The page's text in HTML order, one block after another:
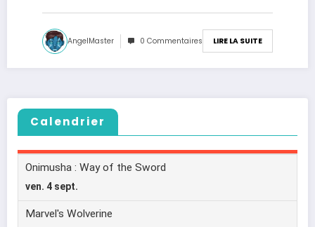
AngelMaster 0 Commentaires LIRE LA SUITE
Calendrier